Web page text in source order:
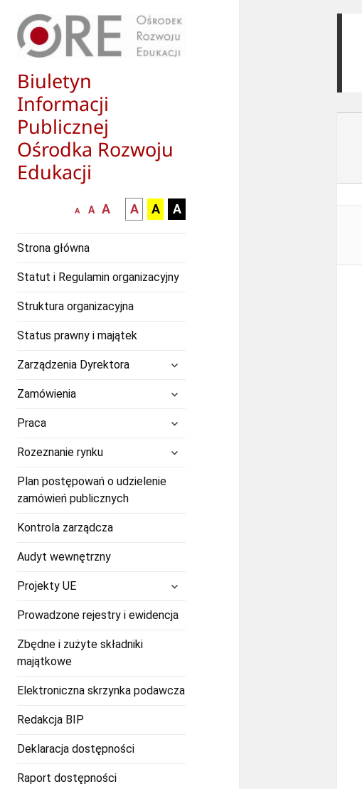
Biuletyn
Informacji
Publicznej
Ośrodka Rozwoju
Edukacji
mniejsza
A
normalna
A
większa-
czcionka
A
kontrast
czarny
białym
A
kontrast
czarny
zółtym
A
kontrast
żółty
A
Strona główna
Statut i Regulamin organizacyjny
Struktura organizacyjna
Status prawny i majątek
Zarządzenia Dyrektora
rozwiń
menu
Zamówienia
Praca
Rozeznanie rynkurozwiń
menu
potomne
Plan postępowań o udzielenie
zamówień publicznych
Kontrola zarządcza
Audyt wewnętrzny
Projekty UE
potomne
Prowadzone rejestry i ewidencja
Zbędne i zużyte składniki
majątkowe
Elektroniczna skrzynka podawcza
Redakcja BIP
Deklaracja dostępności
Raport dostępności